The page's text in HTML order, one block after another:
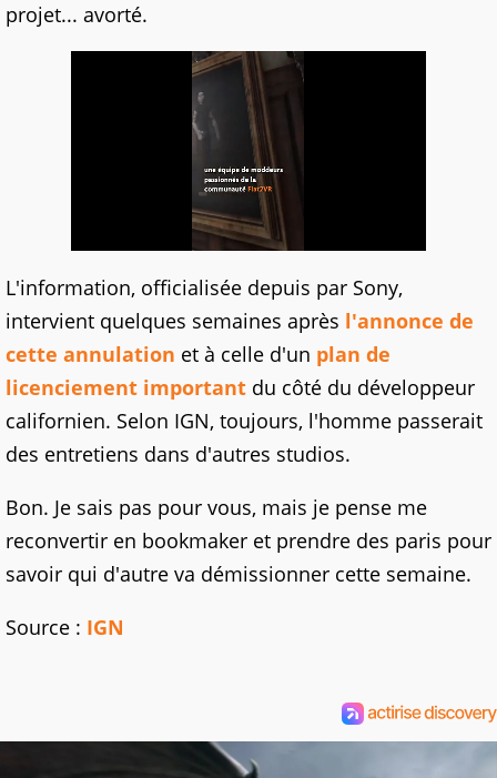
projet... avorté.
L'information, officialisée depuis par Sony,
intervient quelques semaines après l'annonce de
cette annulation et à celle d'un plan de
licenciement important du côté du développeur
californien. Selon IGN, toujours, l'homme passerait
des entretiens dans d'autres studios.
Bon. Je sais pas pour vous, mais je pense me
reconvertir en bookmaker et prendre des paris pour
savoir qui d'autre va démissionner cette semaine.
Source : IGN